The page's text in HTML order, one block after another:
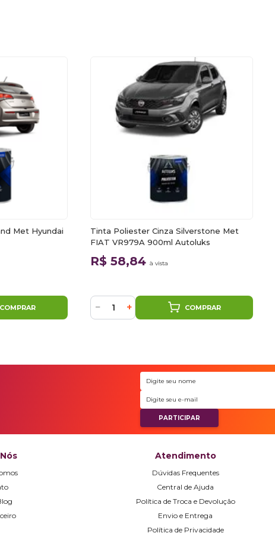
Met Hyundai
COMPRAR
Tinta Poliester Cinza Silverstone Met
FIAT VR979A 900ml Autoluks
R$ 58,84 à vista
− + COMPRAR
Atendimento
Dúvidas Frequentes
Central de Ajuda
Política de Troca e Devolução
Envio e Entrega
Política de Privacidade